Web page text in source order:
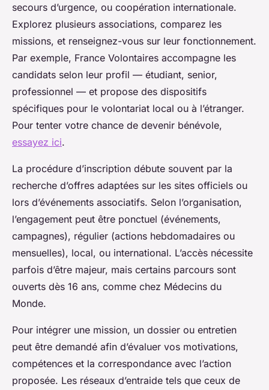
secours d’urgence, ou coopération internationale.
Explorez plusieurs associations, comparez les
missions, et renseignez-vous sur leur fonctionnement.
Par exemple, France Volontaires accompagne les
candidats selon leur profil — étudiant, senior,
professionnel — et propose des dispositifs
spécifiques pour le volontariat local ou à l’étranger.
Pour tenter votre chance de devenir bénévole,
essayez ici.
La procédure d’inscription débute souvent par la
recherche d’offres adaptées sur les sites officiels ou
lors d’événements associatifs. Selon l’organisation,
l’engagement peut être ponctuel (événements,
campagnes), régulier (actions hebdomadaires ou
mensuelles), local, ou international. L’accès nécessite
parfois d’être majeur, mais certains parcours sont
ouverts dès 16 ans, comme chez Médecins du
Monde.
Pour intégrer une mission, un dossier ou entretien
peut être demandé afin d’évaluer vos motivations,
compétences et la correspondance avec l’action
proposée. Les réseaux d’entraide tels que ceux de